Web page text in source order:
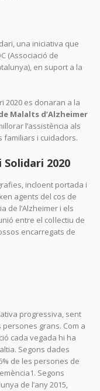
una iniciativa que
(Associació de
en suport a la
2020 es donaran a la
Malalts d’Alzheimer
l’assistència als
familiars i cuidadors.
2020
incloent portada i
agents del cos de
de l’Alzheimer i els
entre el col·lectiu de
encarregats de
progressiva, sent
grans. Com a
cada vegada hi ha
Segons dades
de les persones de
Segons
de l’any 2015,